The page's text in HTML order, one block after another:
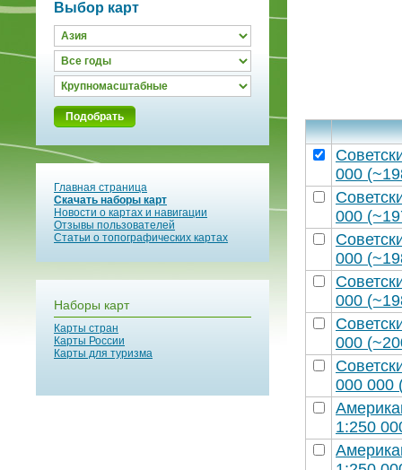
Выбор карт
Подобрать
Главная страница
Скачать наборы карт
Новости о картах и навигации
Отзывы пользователей
Статьи о топографических картах
Наборы карт
Карты стран
Карты России
Карты для туризма
000
000
000
000
000
000 000
1:250